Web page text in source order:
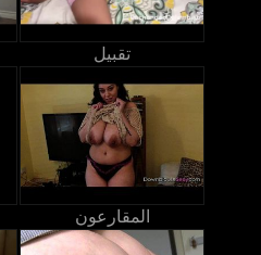
تقبيل
المقارعون